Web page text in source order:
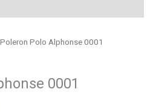
Polo Alphonse 0001
0001